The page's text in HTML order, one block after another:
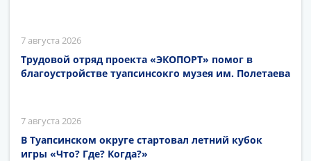
7 августа 2026
Трудовой отряд проекта «ЭКОПОРТ» помог в
благоустройстве туапсинсокго музея им. Полетаева
7 августа 2026
В Туапсинском округе стартовал летний кубок
игры «Что? Где? Когда?»